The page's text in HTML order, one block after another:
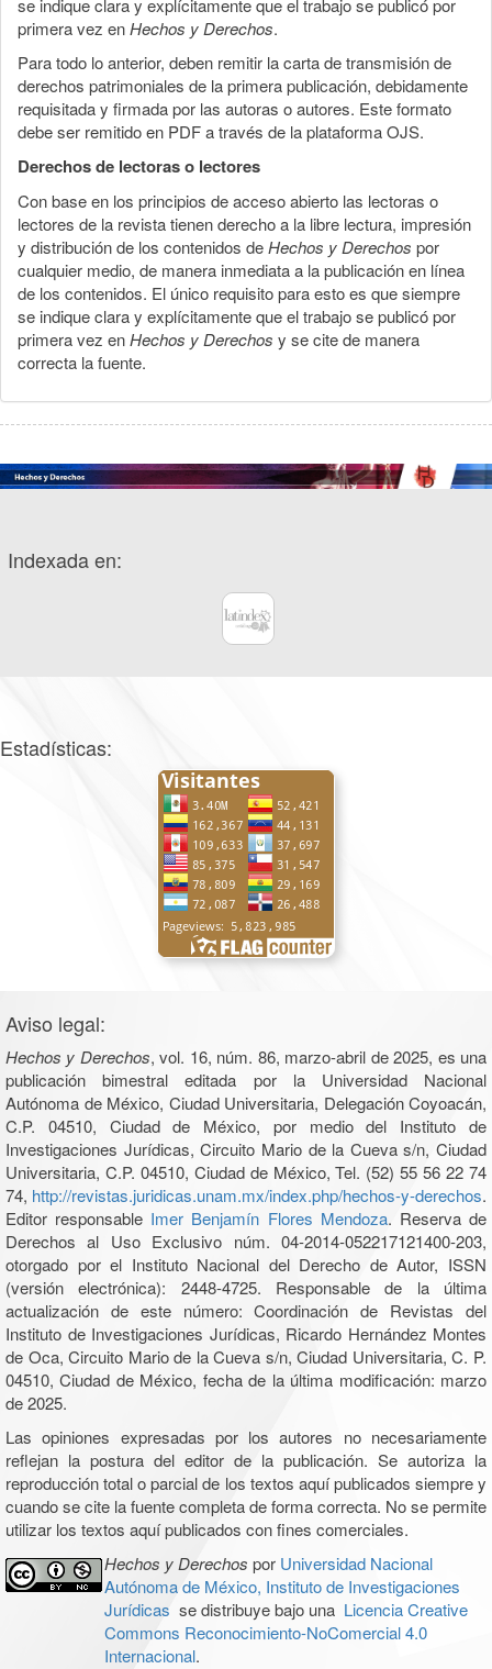
se indique clara y explícitamente que el trabajo se publicó por
primera vez enHechos y Derechos.
Para todo lo anterior, deben remitir la carta de transmisión de
derechos patrimoniales de la primera publicación, debidamente
requisitada y firmada por las autoras o autores. Este formato
debe ser remitido en PDF a través de la plataforma OJS.
Derechos de lectoras o lectores
Con base en los principios de acceso abierto las lectoras o
lectores de la revista tienen derecho a la libre lectura, impresión
y distribución de los contenidos deHechos y Derechos por
cualquier medio, de manera inmediata a la publicación en línea
de los contenidos. El único requisito para esto es que siempre
se indique clara y explícitamente que el trabajo se publicó por
primera vez enHechos y Derechos y se cite de manera
correcta la fuente.
Indexada en:
Estadísticas:
Aviso legal:
Hechos y Derechos, vol. 16, núm. 86, marzo-abril de 2025, es una
publicación bimestral editada por la Universidad Nacional
Autónoma de México, Ciudad Universitaria, Delegación Coyoacán,
C.P. 04510, Ciudad de México, por medio del Instituto de
Investigaciones Jurídicas, Circuito Mario de la Cueva s/n, Ciudad
Universitaria, C.P. 04510, Ciudad de México, Tel. (52) 55 56 22 74
74, http://revistas.juridicas.unam.mx/index.php/hechos-y-derechos.
Editor responsable Imer Benjamín Flores Mendoza. Reserva de
Derechos al Uso Exclusivo núm. 04-2014-052217121400-203,
otorgado por el Instituto Nacional del Derecho de Autor, ISSN
(versión electrónica): 2448-4725. Responsable de la última
actualización de este número: Coordinación de Revistas del
Instituto de Investigaciones Jurídicas, Ricardo Hernández Montes
de Oca, Circuito Mario de la Cueva s/n, Ciudad Universitaria, C. P.
04510, Ciudad de México, fecha de la última modificación: marzo
de 2025.
Las opiniones expresadas por los autores no necesariamente
reflejan la postura del editor de la publicación. Se autoriza la
reproducción total o parcial de los textos aquí publicados siempre y
cuando se cite la fuente completa de forma correcta. No se permite
utilizar los textos aquí publicados con fines comerciales.
Hechos y Derechos por Universidad Nacional
Autónoma de México, Instituto de Investigaciones
Jurídicas se distribuye bajo una Licencia Creative
Commons Reconocimiento-NoComercial 4.0
Internacional.